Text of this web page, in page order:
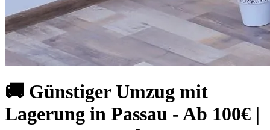
🚚 Günstiger Umzug mit
Lagerung in Passau - Ab 100€ |